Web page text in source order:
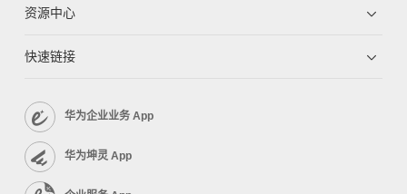
资源中心
快速链接
华为企业业务 App
华为坤灵 App